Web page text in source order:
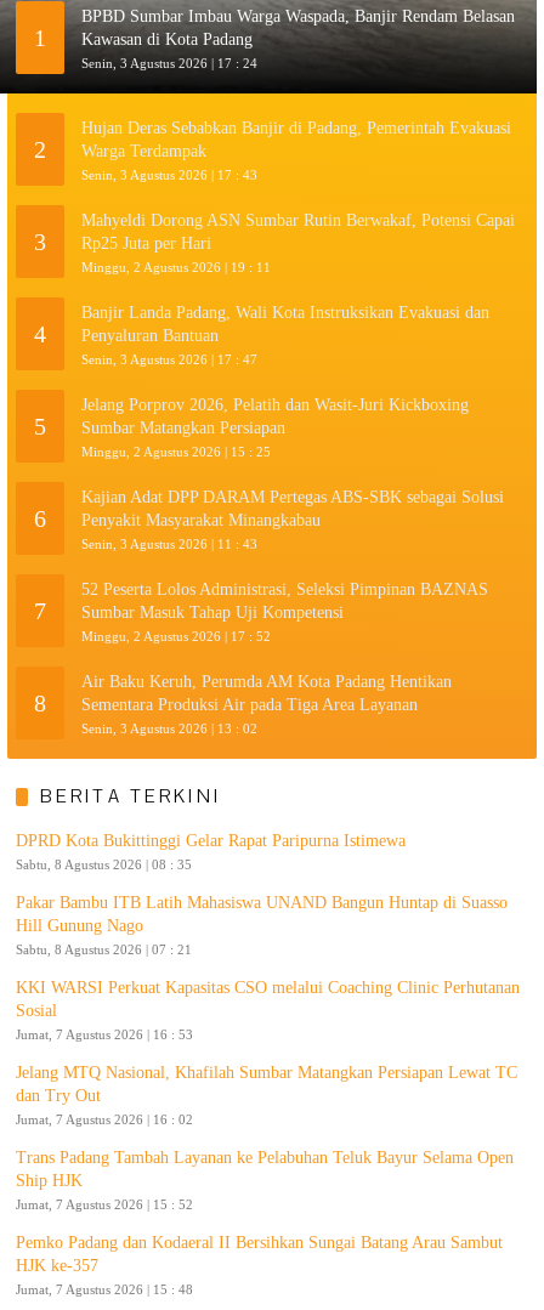
1
BPBD Sumbar Imbau Warga Waspada, Banjir Rendam Belasan
Kawasan di Kota Padang
Senin, 3 Agustus 2026 | 17 : 24
2
Hujan Deras Sebabkan Banjir di Padang, Pemerintah Evakuasi
Warga Terdampak
Senin, 3 Agustus 2026 | 17 : 43
3
Mahyeldi Dorong ASN Sumbar Rutin Berwakaf, Potensi Capai
Rp25 Juta per Hari
Minggu, 2 Agustus 2026 | 19 : 11
4
Banjir Landa Padang, Wali Kota Instruksikan Evakuasi dan
Penyaluran Bantuan
Senin, 3 Agustus 2026 | 17 : 47
5
Jelang Porprov 2026, Pelatih dan Wasit-Juri Kickboxing
Sumbar Matangkan Persiapan
Minggu, 2 Agustus 2026 | 15 : 25
6
Kajian Adat DPP DARAM Pertegas ABS-SBK sebagai Solusi
Penyakit Masyarakat Minangkabau
Senin, 3 Agustus 2026 | 11 : 43
7
52 Peserta Lolos Administrasi, Seleksi Pimpinan BAZNAS
Sumbar Masuk Tahap Uji Kompetensi
Minggu, 2 Agustus 2026 | 17 : 52
8
Air Baku Keruh, Perumda AM Kota Padang Hentikan
Sementara Produksi Air pada Tiga Area Layanan
Senin, 3 Agustus 2026 | 13 : 02
BERITA TERKINI
DPRD Kota Bukittinggi Gelar Rapat Paripurna Istimewa
Sabtu, 8 Agustus 2026 | 08 : 35
Pakar Bambu ITB Latih Mahasiswa UNAND Bangun Huntap di Suasso
Hill Gunung Nago
Sabtu, 8 Agustus 2026 | 07 : 21
KKI WARSI Perkuat Kapasitas CSO melalui Coaching Clinic Perhutanan
Sosial
Jumat, 7 Agustus 2026 | 16 : 53
Jelang MTQ Nasional, Khafilah Sumbar Matangkan Persiapan Lewat TC
dan Try Out
Jumat, 7 Agustus 2026 | 16 : 02
Trans Padang Tambah Layanan ke Pelabuhan Teluk Bayur Selama Open
Ship HJK
Jumat, 7 Agustus 2026 | 15 : 52
Pemko Padang dan Kodaeral II Bersihkan Sungai Batang Arau Sambut
HJK ke-357
Jumat, 7 Agustus 2026 | 15 : 48